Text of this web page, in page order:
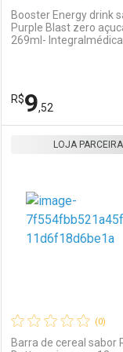
Ativar Desconto
Comprar sem
Por R$ 68,90/cada
Por R$ 68,90/cada
Booster Energy drink
Purple Blast zero
269ml- Integralmédica
R$9,52
Laboratório
Por Menos
(0)
Barra de cereal sabor
LOJA PARCEIRA